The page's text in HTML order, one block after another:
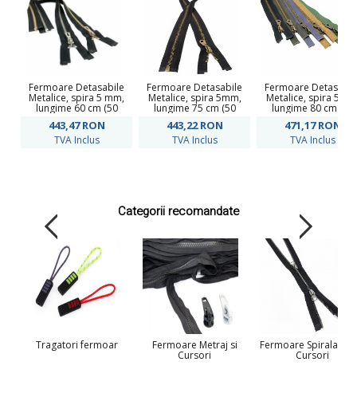
Fermoare Detasabile
Metalice, spira 5 mm,
lungime 60 cm (50
443,47RON
TVA Inclus
Fermoare Detasabile
Metalice, spira 5mm,
lungime 75 cm (50
443,22RON
TVA Inclus
Fermoare
Metalice, spira
lungime 80 cm (50
471,17RON
TVA Inclus
Categorii recomandate
Tragatori fermoar Fermoare Metraj si
Cursori
Fermoare Spiralate
Cursori